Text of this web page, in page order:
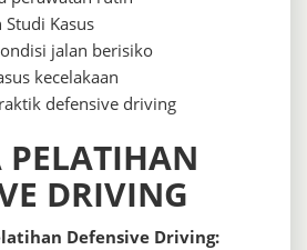
Kasus
jalan berisiko
kecelakaan
defensive driving
PELATIHAN
DRIVING
Defensive Driving: